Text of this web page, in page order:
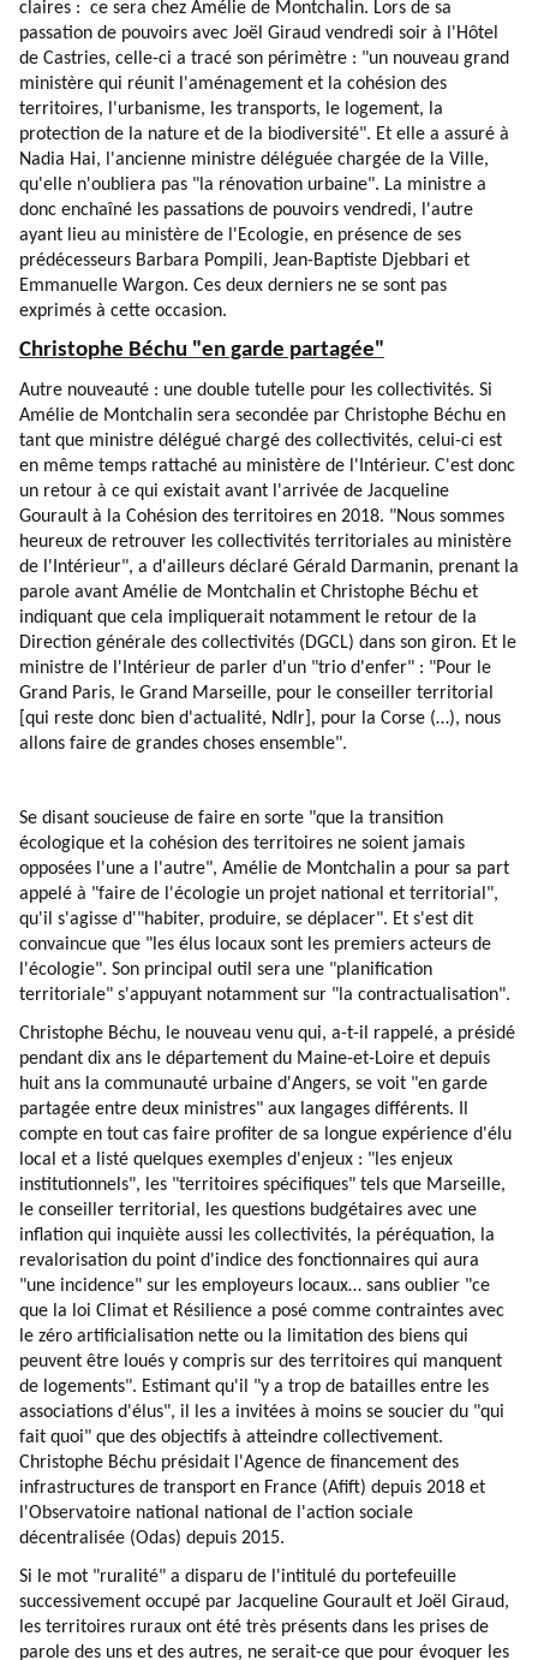
claires : ce sera chez Amélie de Montchalin. Lors de sa
passation de pouvoirs avec Joël Giraud vendredi soir à l'Hôtel
de Castries, celle-ci a tracé son périmètre : "un nouveau grand
ministère qui réunit l'aménagement et la cohésion des
territoires, l'urbanisme, les transports, le logement, la
protection de la nature et de la biodiversité". Et elle a assuré à
Nadia Hai, l'ancienne ministre déléguée chargée de la Ville,
qu'elle n'oubliera pas "la rénovation urbaine". La ministre a
donc enchaîné les passations de pouvoirs vendredi, l'autre
ayant lieu au ministère de l'Ecologie, en présence de ses
prédécesseurs Barbara Pompili, Jean-Baptiste Djebbari et
Emmanuelle Wargon. Ces deux derniers ne se sont pas
exprimés à cette occasion.
Christophe Béchu "en garde partagée"
Autre nouveauté : une double tutelle pour les collectivités. Si
Amélie de Montchalin sera secondée par Christophe Béchu en
tant que ministre délégué chargé des collectivités, celui-ci est
en même temps rattaché au ministère de l'Intérieur. C'est donc
un retour à ce qui existait avant l'arrivée de Jacqueline
Gourault à la Cohésion des territoires en 2018. "Nous sommes
heureux de retrouver les collectivités territoriales au ministère
de l'Intérieur", a d'ailleurs déclaré Gérald Darmanin, prenant la
parole avant Amélie de Montchalin et Christophe Béchu et
indiquant que cela impliquerait notamment le retour de la
Direction générale des collectivités (DGCL) dans son giron. Et le
ministre de l'Intérieur de parler d'un "trio d'enfer" : "Pour le
Grand Paris, le Grand Marseille, pour le conseiller territorial
[qui reste donc bien d'actualité, Ndlr], pour la Corse (…), nous
allons faire de grandes choses ensemble".
Se disant soucieuse de faire en sorte "que la transition
écologique et la cohésion des territoires ne soient jamais
opposées l'une a l'autre", Amélie de Montchalin a pour sa part
appelé à "faire de l'écologie un projet national et territorial",
qu'il s'agisse d'"habiter, produire, se déplacer". Et s'est dit
convaincue que "les élus locaux sont les premiers acteurs de
l'écologie". Son principal outil sera une "planification
territoriale" s'appuyant notamment sur "la contractualisation".
Christophe Béchu, le nouveau venu qui, a-t-il rappelé, a présidé
pendant dix ans le département du Maine-et-Loire et depuis
huit ans la communauté urbaine d'Angers, se voit "en garde
partagée entre deux ministres" aux langages différents. Il
compte en tout cas faire profiter de sa longue expérience d'élu
local et a listé quelques exemples d'enjeux : "les enjeux
institutionnels", les "territoires spécifiques" tels que Marseille,
le conseiller territorial, les questions budgétaires avec une
inflation qui inquiète aussi les collectivités, la péréquation, la
revalorisation du point d'indice des fonctionnaires qui aura
"une incidence" sur les employeurs locaux… sans oublier "ce
que la loi Climat et Résilience a posé comme contraintes avec
le zéro artificialisation nette ou la limitation des biens qui
peuvent être loués y compris sur des territoires qui manquent
de logements". Estimant qu'il "y a trop de batailles entre les
associations d'élus", il les a invitées à moins se soucier du "qui
fait quoi" que des objectifs à atteindre collectivement.
Christophe Béchu présidait l'Agence de financement des
infrastructures de transport en France (Afift) depuis 2018 et
l'Observatoire national national de l'action sociale
décentralisée (Odas) depuis 2015.
Si le mot "ruralité" a disparu de l'intitulé du portefeuille
successivement occupé par Jacqueline Gourault et Joël Giraud,
les territoires ruraux ont été très présents dans les prises de
parole des uns et des autres, ne serait-ce que pour évoquer les